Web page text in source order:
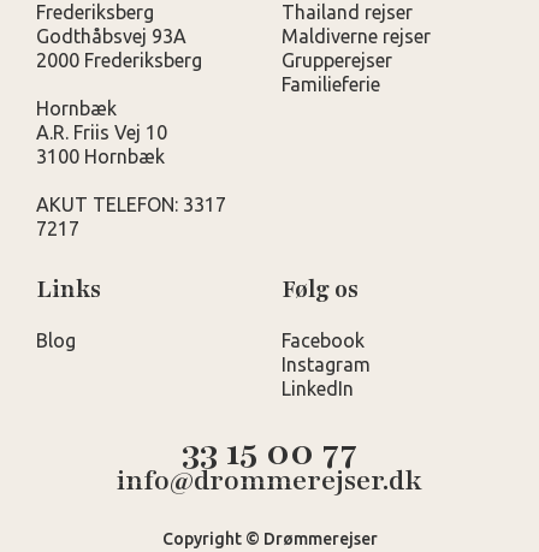
Frederiksberg
Godthåbsvej 93A
2000 Frederiksberg
Hornbæk
A.R. Friis Vej 10
3100 Hornbæk
AKUT TELEFON: 3317
7217
Thailand rejser
Maldiverne rejser
Grupperejser
Familieferie
Links
Blog
Følg os
Facebook
Instagram
LinkedIn
33 15 00 77
info@drommerejser.dk
Copyright © Drømmerejser